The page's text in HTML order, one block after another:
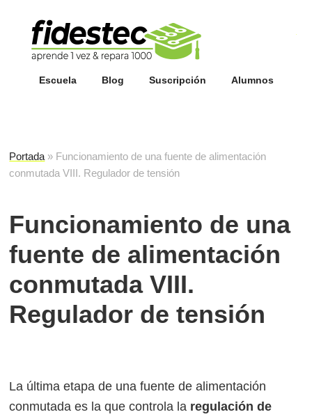
Escuela Blog Suscripción Alumnos
Portada » Funcionamiento de una fuente de alimentación
conmutada VIII. Regulador de tensión
Funcionamiento de una
fuente de alimentación
conmutada VIII.
Regulador de tensión
La última etapa de una fuente de alimentación
conmutada es la que controla la regulación de